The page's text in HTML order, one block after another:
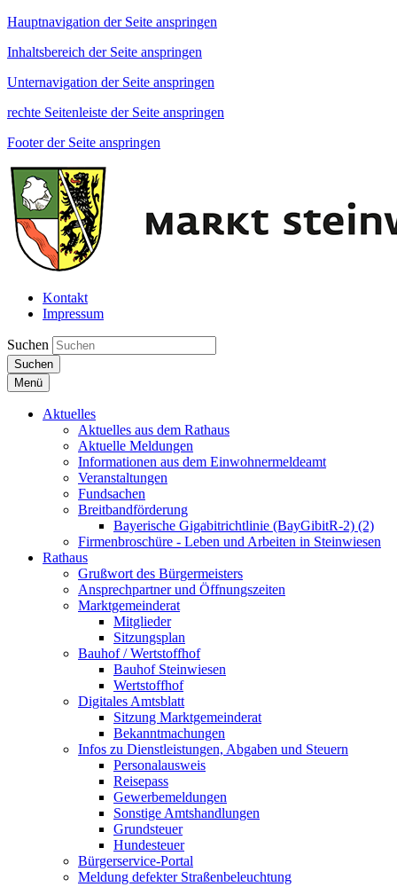
Hauptnavigation der Seite anspringen
Inhaltsbereich der Seite anspringen
Unternavigation der Seite anspringen
rechte Seitenleiste der Seite anspringen
Footer der Seite anspringen
Kontakt
Impressum
Suchen
Suchen
Menü
Aktuelles
Aktuelles aus dem Rathaus
Aktuelle Meldungen
Informationen aus dem Einwohnermeldeamt
Veranstaltungen
Fundsachen
Breitbandförderung
Bayerische Gigabitrichtlinie (BayGibitR-2) (2)
Firmenbroschüre - Leben und Arbeiten in Steinwiesen
Rathaus
Grußwort des Bürgermeisters
Ansprechpartner und Öffnungszeiten
Marktgemeinderat
Mitglieder
Sitzungsplan
Bauhof / Wertstoffhof
Bauhof Steinwiesen
Wertstoffhof
Digitales Amtsblatt
Sitzung Marktgemeinderat
Bekanntmachungen
Infos zu Dienstleistungen, Abgaben und Steuern
Personalausweis
Reisepass
Gewerbemeldungen
Sonstige Amtshandlungen
Grundsteuer
Hundesteuer
Bürgerservice-Portal
Meldung defekter Straßenbeleuchtung